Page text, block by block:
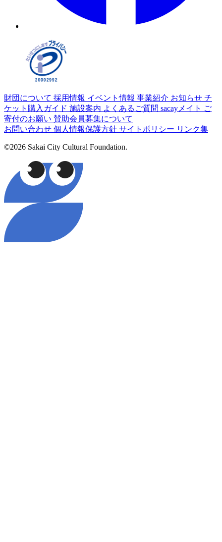
財団について 採用情報 イベント情報 事業紹介 お知らせ チ
ケット購入ガイド 施設案内 よくあるご質問 sacayメイト ご
寄付のお願い 賛助会員募集について
お問い合わせ 個人情報保護方針 サイトポリシー リンク集
©2026 Sakai City Cultural Foundation.